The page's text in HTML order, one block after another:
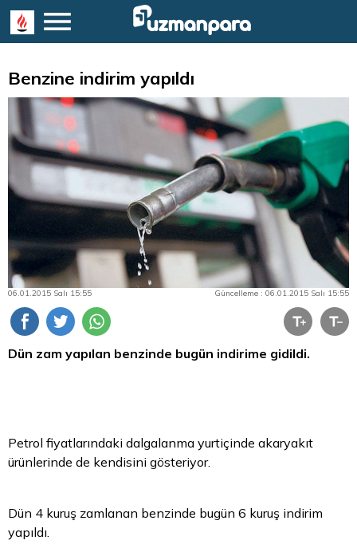
Benzine indirim yapıldı
06.01.2015 Salı 15:55 Güncelleme : 06.01.2015 Salı 15:55
Dün zam yapılan benzinde bugün indirime gidildi.
Petrol fiyatlarındaki dalgalanma yurtiçinde akaryakıt
ürünlerinde de kendisini gösteriyor.
Dün 4 kuruş zamlanan benzinde bugün 6 kuruş indirim
yapıldı.